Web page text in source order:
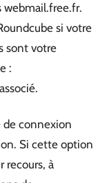
webmail.free.fr.
si votre
sont votre
:
de connexion
Si cette option
recours, à